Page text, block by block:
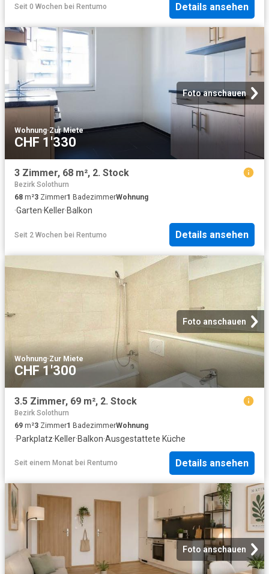
Seit 0 Wochen bei Rentumo Details ansehen
Foto anschauen
Wohnung·Zur Miete
CHF 1'330
3 Zimmer, 68 m², 2. Stock
Bezirk Solothurn
68 m²3 Zimmer1 BadezimmerWohnung
·Garten·Keller·Balkon
Seit 2 Wochen bei Rentumo Details ansehen
Foto anschauen
Wohnung·Zur Miete
CHF 1'300
3.5 Zimmer, 69 m², 2. Stock
Bezirk Solothurn
69 m²3 Zimmer1 BadezimmerWohnung
·Parkplatz·Keller·Balkon·Ausgestattete Küche
Seit einem Monat bei Rentumo Details ansehen
Foto anschauen